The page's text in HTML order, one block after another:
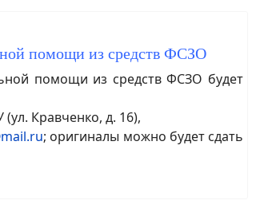
помощи из средств ФСЗО
помощи из средств ФСЗО будет
Кравченко, д. 16),
; оригиналы можно будет сдать